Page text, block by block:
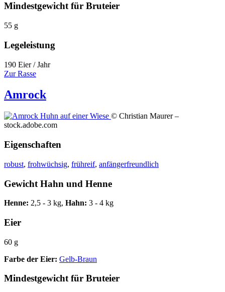
Mindestgewicht für Bruteier
55 g
Legeleistung
190 Eier / Jahr
Zur Rasse
Amrock
© Christian Maurer –
stock.adobe.com
Eigenschaften
robust, frohwüchsig, frühreif, anfängerfreundlich
Gewicht Hahn und Henne
Henne: 2,5 - 3 kg, Hahn: 3 - 4 kg
Eier
60 g
Farbe der Eier: Gelb-Braun
Mindestgewicht für Bruteier